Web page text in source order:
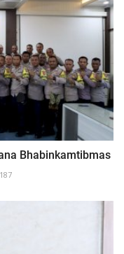
Bhabinkamtibmas